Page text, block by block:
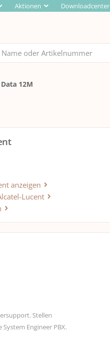
Aktionen Downloadcenter
12M
anzeigen
Lucent
Stellen
Engineer PBX.